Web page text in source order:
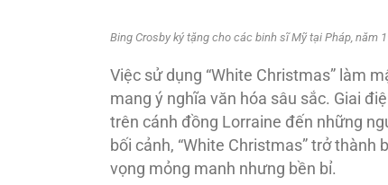
Bing Crosby ký tặng cho các binh sĩ Mỹ tại Pháp, năm
Việc sử dụng “White Christmas” làm
mang ý nghĩa văn hóa sâu sắc. Giai
trên cánh đồng Lorraine đến những
bối cảnh, “White Christmas” trở
vọng mỏng manh nhưng bền bỉ.